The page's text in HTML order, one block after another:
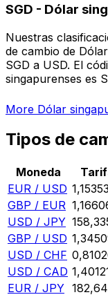
SGD - Dólar
Nuestras
de cambio de
SGD a USD. El
singapurenses es
More Dólar
Tipos de
Moneda
EUR / USD 1,15353
GBP / EUR
USD / JPY
GBP / USD
USD / CHF
USD / CAD
EUR / JPY